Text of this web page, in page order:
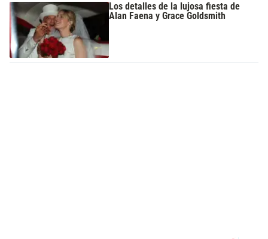
Los detalles de la lujosa fiesta de
Alan Faena y Grace Goldsmith